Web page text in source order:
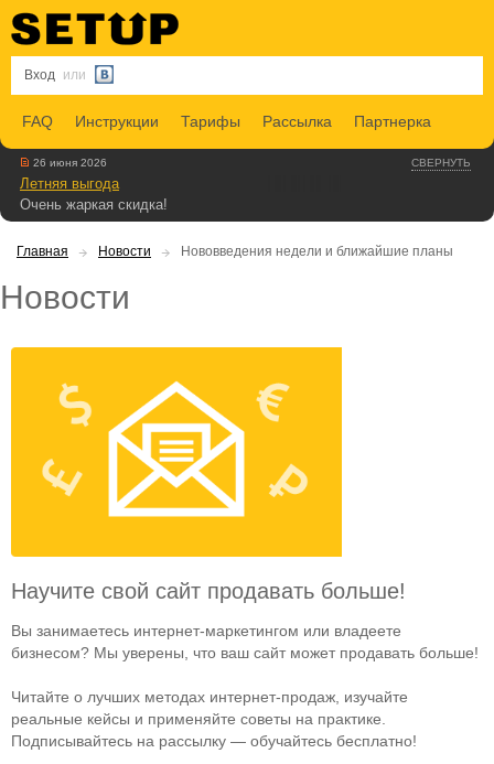
Вход или
FAQ Инструкции Тарифы Рассылка Партнерка
СВЕРНУТЬ
26 июня 2026
Летняя выгода
Очень жаркая скидка!
Главная Новости Нововведения недели и ближайшие планы
Новости
Научите свой сайт продавать больше!
Вы занимаетесь интернет-маркетингом или владеете
бизнесом? Мы уверены, что ваш сайт может продавать больше!
Читайте о лучших методах интернет-продаж, изучайте
реальные кейсы и применяйте советы на практике.
Подписывайтесь на рассылку — обучайтесь бесплатно!